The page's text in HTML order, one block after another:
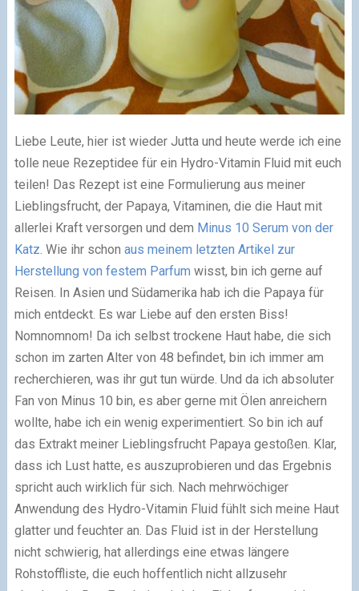
Liebe Leute, hier ist wieder Jutta und heute werde ich eine
tolle neue Rezeptidee für ein Hydro-Vitamin Fluid mit euch
teilen! Das Rezept ist eine Formulierung aus meiner
Lieblingsfrucht, der Papaya, Vitaminen, die die Haut mit
allerlei Kraft versorgen und dem Minus 10 Serum von der
Katz. Wie ihr schon aus meinem letzten Artikel zur
Herstellung von festem Parfum wisst, bin ich gerne auf
Reisen. In Asien und Südamerika hab ich die Papaya für
mich entdeckt. Es war Liebe auf den ersten Biss!
Nomnomnom! Da ich selbst trockene Haut habe, die sich
schon im zarten Alter von 48 befindet, bin ich immer am
recherchieren, was ihr gut tun würde. Und da ich absoluter
Fan von Minus 10 bin, es aber gerne mit Ölen anreichern
wollte, habe ich ein wenig experimentiert. So bin ich auf
das Extrakt meiner Lieblingsfrucht Papaya gestoßen. Klar,
dass ich Lust hatte, es auszuprobieren und das Ergebnis
spricht auch wirklich für sich. Nach mehrwöchiger
Anwendung des Hydro-Vitamin Fluid fühlt sich meine Haut
glatter und feuchter an. Das Fluid ist in der Herstellung
nicht schwierig, hat allerdings eine etwas längere
Rohstoffliste, die euch hoffentlich nicht allzusehr